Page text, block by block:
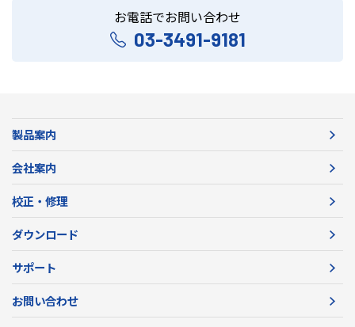
お電話でお問い合わせ
03-3491-9181
製品案内
会社案内
校正・修理
ダウンロード
サポート
お問い合わせ